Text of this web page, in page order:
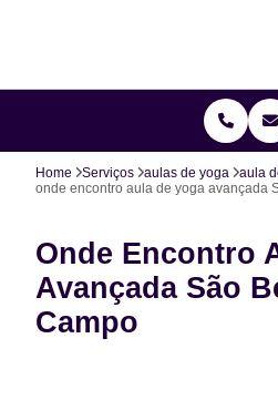
Home Serviços aulas de yoga
aula
onde encontro aula de yoga avançada
Onde Encontro
Avançada São
Campo